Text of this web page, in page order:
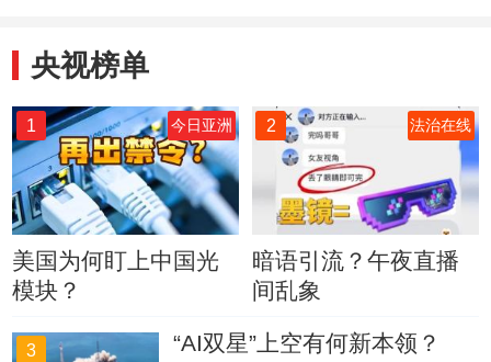
央视榜单
1 今日亚洲
美国为何盯上中国光
模块？
2 法治在线
暗语引流？午夜直播
间乱象
3 “AI双星”上空有何新本领？